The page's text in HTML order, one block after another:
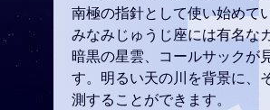
南極の指針として使い始めて
みなみじゅうじ座には有名な
暗黒の星雲、コールサックが
す。明るい天の川を背景に、
測することができます。